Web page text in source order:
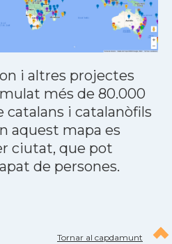
i altres projectes
més de 80.000
i catalanòfils
aquest mapa es
ciutat, que pot
de persones.
Tornar al capdamunt